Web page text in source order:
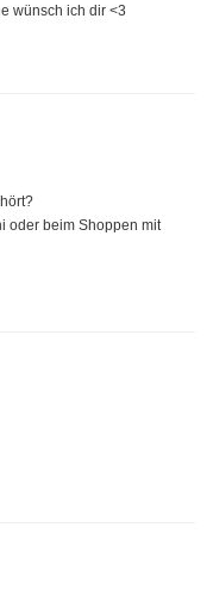
wünsch ich dir <3
oder beim Shoppen mit